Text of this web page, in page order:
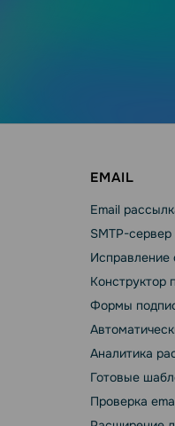
EMAIL
Email
SMTP-сервер
Исправление
Конструктор
Формы
Аналитика
Готовые
Проверка